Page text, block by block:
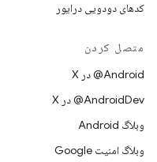
کدهای دودویی درایور
متصل کردن
‫‎@Android در X
‫‎@AndroidDev در X
وبلاگ Android
وبلاگ امنیت Google